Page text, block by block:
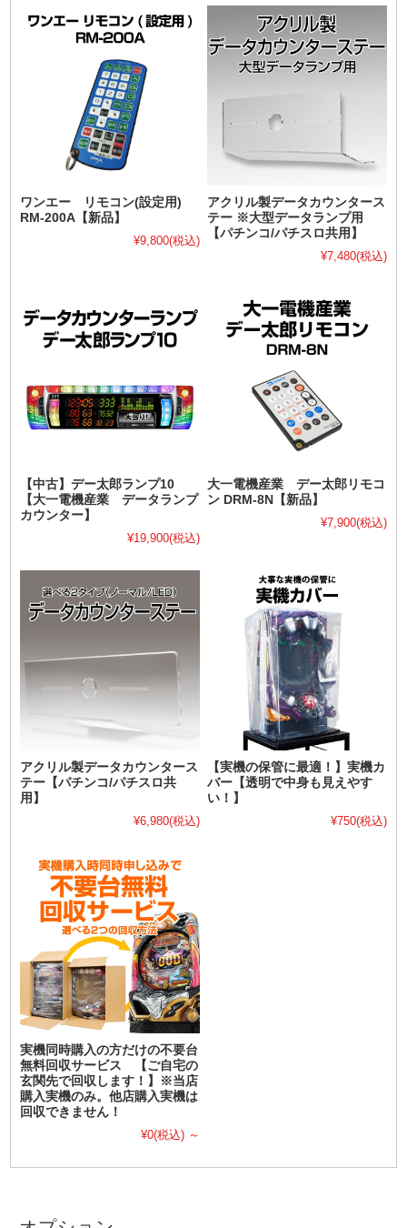
ワンエー リモコン(設定用)
RM-200A【新品】
¥9,800(税込)
アクリル製データカウンタース
テー ※大型データランプ用
【パチンコ/パチスロ共用】
¥7,480(税込)
【中古】デー太郎ランプ10
【大一電機産業 データランプ
カウンター】
¥19,900(税込)
大一電機産業 デー太郎リモコ
ン DRM-8N【新品】
¥7,900(税込)
アクリル製データカウンタース
テー【パチンコ/パチスロ共
用】
¥6,980(税込)
【実機の保管に最適！】実機カ
バー【透明で中身も見えやす
い！】
¥750(税込)
実機同時購入の方だけの不要台
無料回収サービス 【ご自宅の
玄関先で回収します！】※当店
購入実機のみ。他店購入実機は
回収できません！
¥0(税込) ～